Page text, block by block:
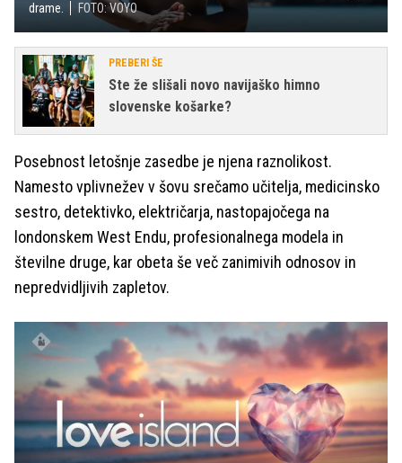
drame.
FOTO: VOYO
PREBERI ŠE
Ste že slišali novo navijaško himno
slovenske košarke?
Posebnost letošnje zasedbe je njena raznolikost.
Namesto vplivnežev v šovu srečamo učitelja, medicinsko
sestro, detektivko, električarja, nastopajočega na
londonskem West Endu, profesionalnega modela in
številne druge, kar obeta še več zanimivih odnosov in
nepredvidljivih zapletov.